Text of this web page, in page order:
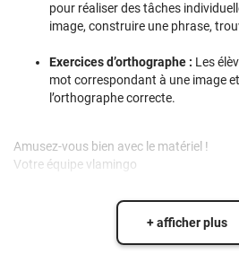
pour réaliser des tâches
image, construire une phrase,
Exercices d’orthographe : Les
mot correspondant à une image
l’orthographe correcte.
Amusez-vous bien avec le matériel !
Votre équipe vlamingo
+ afficher plus